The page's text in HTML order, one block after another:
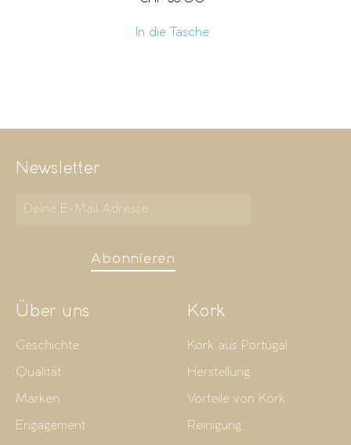
In die Tasche
Newsletter
Abonnieren
Über uns
Geschichte
Qualität
Marken
Engagement
Kork
Kork aus Portugal
Herstellung
Vorteile von Kork
Reinigung